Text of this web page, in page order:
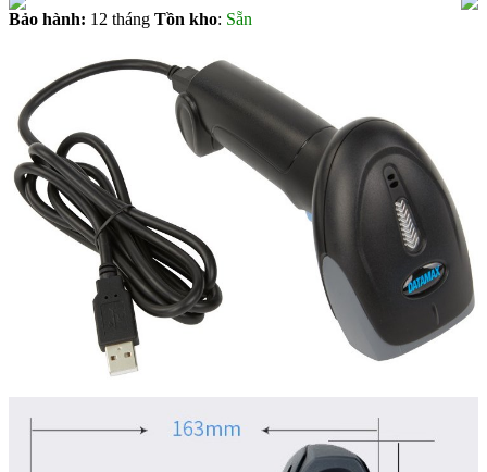
Bảo hành: 12 tháng Tồn kho: Sẵn